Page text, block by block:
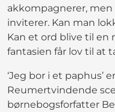
akkompagnerer,
inviterer. Kan man
Kan et ord blive til en
fantasien får lov til at
‘Jeg bor i et paphus’
Reumertvindende
børnebogsforfatter